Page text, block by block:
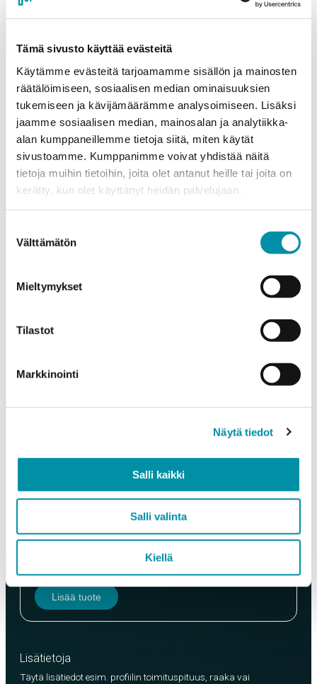
Tämä sivusto käyttää evästeitä
Käytämme evästeitä tarjoamamme sisällön ja mainosten
räätälöimiseen, sosiaalisen median ominaisuuksien
tukemiseen ja kävijämäärämme analysoimiseen. Lisäksi
jaamme sosiaalisen median, mainosalan ja analytiikka-
alan kumppaneillemme tietoja siitä, miten käytät
sivustoamme. Kumppanimme voivat yhdistää näitä
tietoja muihin tietoihin, joita olet antanut heille tai joita on
kerätty, kun olet käyttänyt heidän palvelujaan.
valinta
Välttämätön
Mieltymykset
Tilastot
Markkinointi
Näytä tiedot
Salli kaikki
Salli valinta
Kiellä
Yritys*
Yhteyshenkilö*
Sähköposti
Puhelinnumero
Tuotteet
Valitse tuote ja syötä tilauksen määrä metreinä. Huomioithan, että
Määrä (m)
EN AW-6063 (min. 250kg)
EN AW-6082 (min. 500kg)
Lisää tuote
Lisätietoja
Täytä lisätiedot esim. profiilin toimituspituus, raaka vai